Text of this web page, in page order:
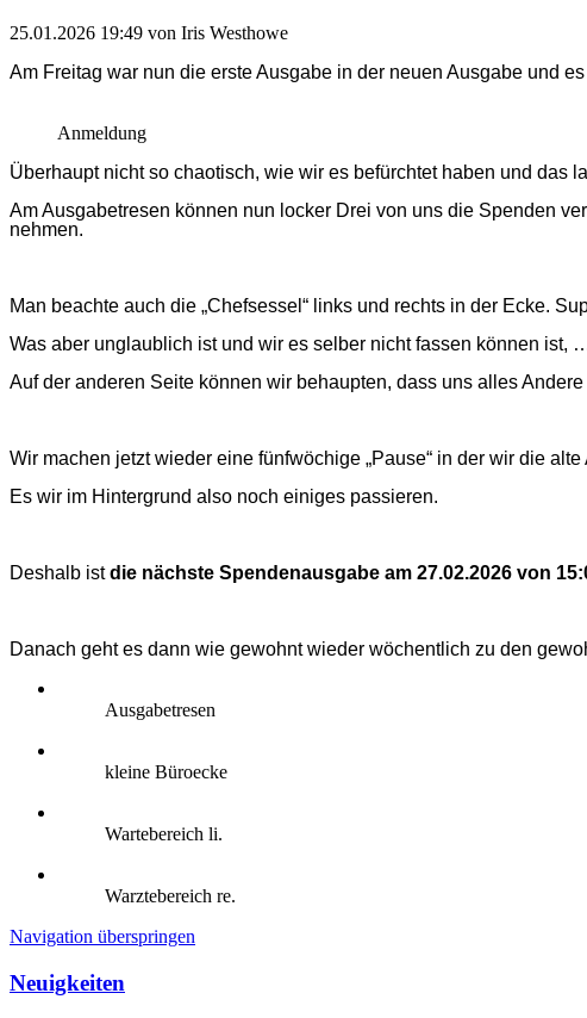
25.01.2026 19:49 von Iris Westhowe
Am Freitag war nun die erste Ausgabe in der neuen Ausgabe und
Anmeldung
Überhaupt nicht so chaotisch, wie wir es befürchtet haben und das
Am Ausgabetresen können nun locker Drei von uns die Spenden
nehmen.
Man beachte auch die „Chefsessel“ links und rechts in der Ecke.
Was aber unglaublich ist und wir es selber nicht fassen können
Auf der anderen Seite können wir behaupten, dass uns alles
Wir machen jetzt wieder eine fünfwöchige „Pause“ in der wir die
Es wir im Hintergrund also noch einiges passieren.
Deshalb istdie nächste Spendenausgabe am 27.02.2026 von
Danach geht es dann wie gewohnt wieder wöchentlich zu den
Ausgabetresen
kleine Büroecke
Wartebereich li.
Warztebereich re.
Navigation überspringen
Neuigkeiten